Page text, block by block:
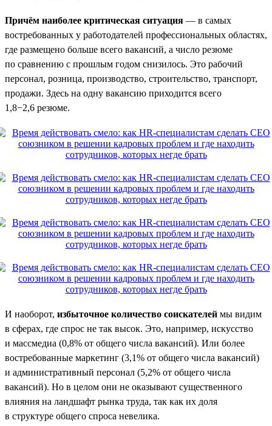
Причём наиболее критическая ситуация — в самых
востребованных у работодателей профессиональных областях,
где размещено больше всего вакансий, а число резюме
по сравнению с прошлым годом снизилось. Это рабочий
персонал, розница, производство, строительство, транспорт,
продажи. Здесь на одну вакансию приходится всего
1,8−2,6 резюме.
И наоборот, избыточное количество соискателей мы видим
в сферах, где спрос не так высок. Это, например, искусство
и массмедиа (0,8% от общего числа вакансий). Или более
востребованные маркетинг (3,1% от общего числа вакансий)
и административный персонал (5,2% от общего числа
вакансий). Но в целом они не оказывают существенного
влияния на ландшафт рынка труда, так как их доля
в структуре общего спроса невелика.